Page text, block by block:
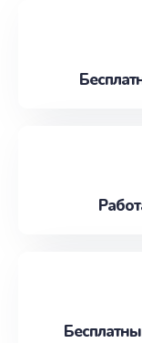
наилучшим